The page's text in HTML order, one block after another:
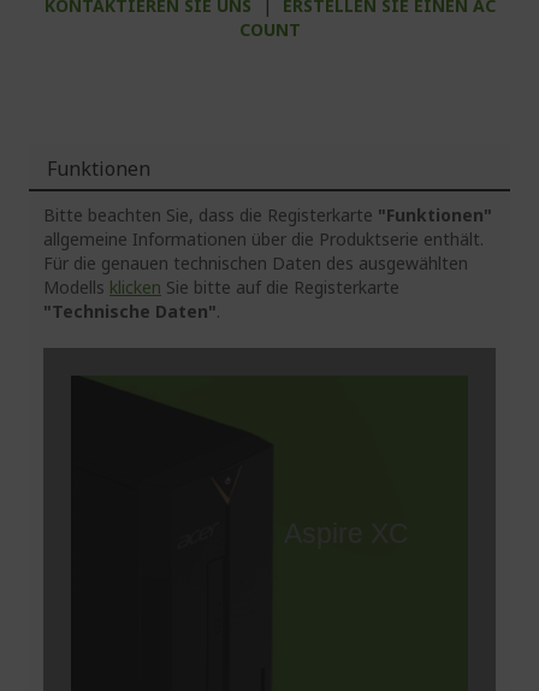
KONTAKTIEREN SIE UNS |
ERSTELLEN SIE EINEN AC
COUNT
Funktionen
Bitte beachten Sie, dass die Registerkarte "Funktionen"
allgemeine Informationen über die Produktserie enthält.
Für die genauen technischen Daten des ausgewählten
Modells klicken Sie bitte auf die Registerkarte
"Technische Daten".